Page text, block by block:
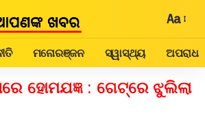
Aa
ମନୋରଞ୍ଜନ ସ୍ୱାସ୍ଥ୍ୟ ଅପରାଧ
ହୋମଯଜ୍ଞ : ଗେଟ୍‌ରେ ଝୁଲିଲା